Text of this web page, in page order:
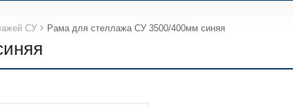
СУ Рама для стеллажа СУ 3500/400мм синяя